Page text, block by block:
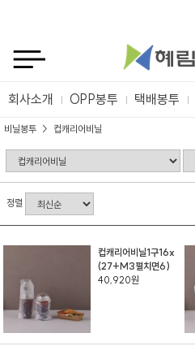
회사소개 OPP봉투 택배봉투
비닐봉투 컵캐리어비닐
정렬
컵캐리어비닐1구16x
(27+M3펼치면6)
40,920원